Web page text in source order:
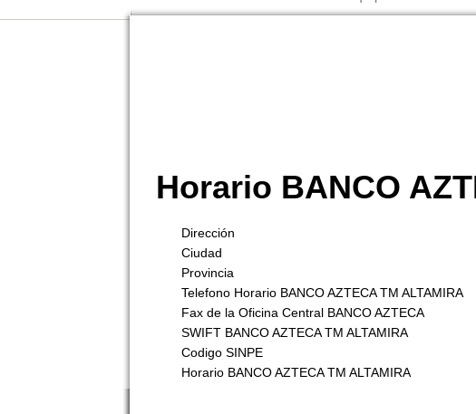
Horario BANCO
Dirección
Ciudad
Provincia
Telefono Horario BANCO AZTECA TM ALTAMIRA
Fax de la Oficina Central BANCO AZTECA
SWIFT BANCO AZTECA TM ALTAMIRA
Codigo SINPE
Horario BANCO AZTECA TM ALTAMIRA